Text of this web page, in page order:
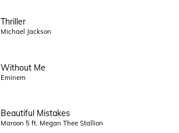
Thriller
Michael Jackson
Without Me
Eminem
Beautiful Mistakes
Maroon 5 ft. Megan Thee Stallion